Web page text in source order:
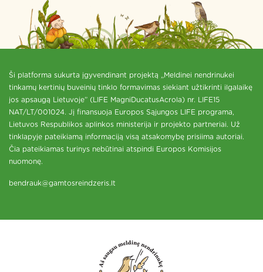
Ši platforma sukurta įgyvendinant projektą „Meldinei nendrinukei
tinkamų kertinių buveinių tinklo formavimas siekiant užtikrinti ilgalaikę
jos apsaugą Lietuvoje” (LIFE MagniDucatusAcrola) nr. LIFE15
NAT/LT/001024. Jį finansuoja Europos Sąjungos LIFE programa,
Lietuvos Respublikos aplinkos ministerija ir projekto partneriai. Už
tinklapyje pateikiamą informaciją visą atsakomybę prisiima autoriai.
Čia pateikiamas turinys nebūtinai atspindi Europos Komisijos
nuomonę.
bendrauk@gamtosreindzeris.lt